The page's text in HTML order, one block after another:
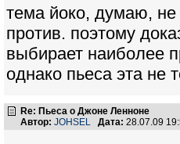
тема йоко, думаю, не
против. поэтому
выбирает наиболее
однако пьеса эта не
Re: Пьеса о Джоне Ленноне
Автор: JOHSEL Дата: 28.07.09